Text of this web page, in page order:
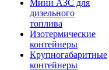
Мини АЗС для
дизельного
топлива
Изотермические
контейнеры
Крупногабаритные
контейнеры